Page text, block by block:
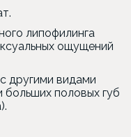
липофилинга
ощущений
другими видами
больших половых губ